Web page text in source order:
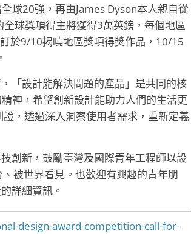
球20強，再由James Dyson本人親自從
球獎項得主將獲得3萬英鎊，每個地區
於9/10揭曉地區獎項得獎作品，10/15
「設計能解決問題的產品」是共同的核
神，希望創新設計能助力人們的生活更
，透過深入洞察使用者需求，重新定義
創新，鼓勵臺灣及國際青年工程師以設
被世界看見。也歡迎有興趣的青年朋
詳細資訊。
design-award-competition-call-for-